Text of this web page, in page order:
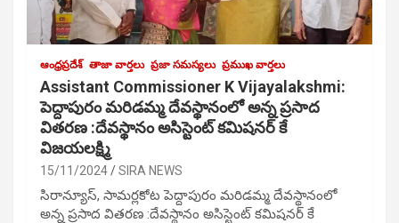
ఆంధ్రప్రదేశ్ తాజా వార్తలు ప్రజా సమస్యలు ప్రముఖ వార్తలు
Assistant Commissioner K Vijayalakshmi:
పెద్దాపురం మరిడమ్మ దేవస్థానంలో అన్న ప్రసాద
వితరణ :దేవస్థానం అసిస్టెంట్ కమిషనర్ కే
విజయలక్ష్మి
15/11/2024 SIRA NEWS
సిరాన్యూస్, సామర్లకోట పెద్దాపురం మరిడమ్మ దేవస్థానంలో
అన్న ప్రసాద వితరణ :దేవస్థానం అసిస్టెంట్ కమిషనర్ కే